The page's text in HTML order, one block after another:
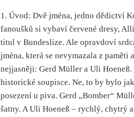
1. Úvod: Dvě jména, jedno dědictví
fanoušků si vybaví červené dresy,
titul v Bundeslize. Ale opravdoví
jména, která se nevymazala z
nejjasněji: Gerd Müller a Uli
historické soupisce. Ne, to by bylo
posezení u piva. Gerd „Bomber“
šatny. A Uli Hoeneß – rychlý, chytrý